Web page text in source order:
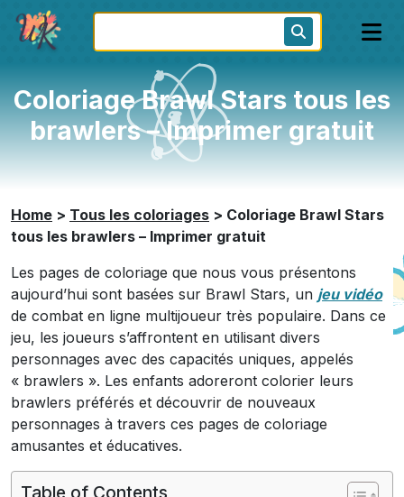
Coloriage Brawl Stars tous les
brawlers – Imprimer gratuit
Home > Tous les coloriages > Coloriage Brawl Stars
tous les brawlers – Imprimer gratuit
Les pages de coloriage que nous vous présentons
aujourd’hui sont basées sur Brawl Stars, un jeu vidéo
de combat en ligne multijoueur très populaire. Dans ce
jeu, les joueurs s’affrontent en utilisant divers
personnages avec des capacités uniques, appelés
« brawlers ». Les enfants adoreront colorier leurs
brawlers préférés et découvrir de nouveaux
personnages à travers ces pages de coloriage
amusantes et éducatives.
Table of Contents